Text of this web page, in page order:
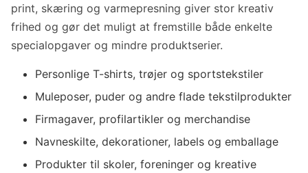
print, skæring og varmepresning giver stor kreativ
frihed og gør det muligt at fremstille både enkelte
specialopgaver og mindre produktserier.
Personlige T-shirts, trøjer og sportstekstiler
Muleposer, puder og andre flade tekstilprodukter
Firmagaver, profilartikler og merchandise
Navneskilte, dekorationer, labels og emballage
Produkter til skoler, foreninger og kreative